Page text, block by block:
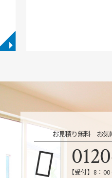
◥
お見積り無料 お気
【受付】8：